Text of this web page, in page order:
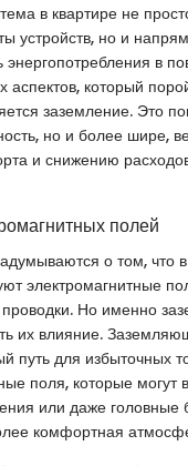
в квартире не
устройств, но и
в
который
заземление. Это
но и более шире,
и снижению
полей
о том, что
электромагнитные
Но именно
их влияние.
путь для избыточных
поля, которые могут
или даже
комфортная